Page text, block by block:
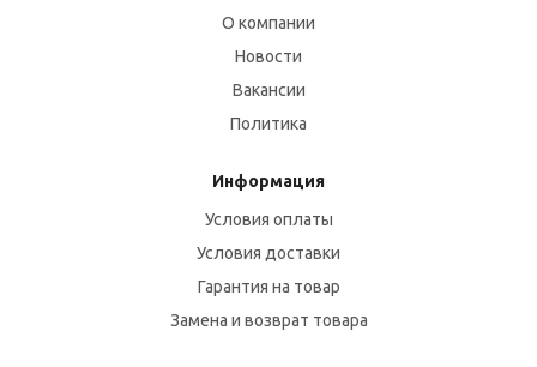
О компании
Новости
Вакансии
Политика
Информация
Условия оплаты
Условия доставки
Гарантия на товар
Замена и возврат товара